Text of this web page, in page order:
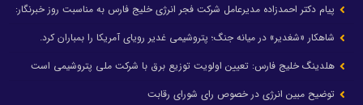
پیام دکتر احمدزاده مدیرعامل شرکت فجر انرژی خلیج فارس به مناسبت روز خبرنگار:
شاهکار «شغدیر» در میانه جنگ؛ پتروشیمی غدیر رویای آمریکا را بمباران کرد.
هلدینگ خلیج فارس: تعیین اولویت توزیع برق با شرکت ملی پتروشیمی است
توضیح مبین انرژی در خصوص رای شورای رقابت